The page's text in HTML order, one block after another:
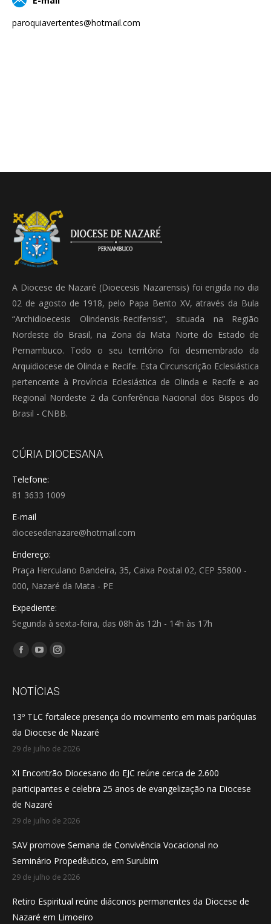
paroquiavertentes@hotmail.com
A Diocese de Nazaré (Dioecesis Nazarensis) foi erigida no dia
02 de agosto de 1918, pelo Papa Bento XV, através da Bula
“Archidioecesis Olindensis-Recifensis”, situada na Região
Nordeste do Brasil, na Zona da Mata Norte do Estado de
Pernambuco. Todo o seu território foi desmembrado da
Arquidiocese de Olinda e Recife. Esta Circunscrição Eclesiástica
pertencente à Província Eclesiástica de Olinda e Recife e ao
Regional Nordeste 2 da Conferência Nacional dos Bispos do
Brasil - CNBB.
CÚRIA DIOCESANA
Telefone:
81 3633 1009
E-mail
diocesedenazare@hotmail.com
Endereço:
Praça Herculano Bandeira, 35, Caixa Postal 02, CEP 55800 -
000, Nazaré da Mata - PE
Expediente:
Segunda à sexta-feira, das 08h às 12h - 14h às 17h
Encontre-nos em:
Facebook
opens
new
window
YouTube
opens
new
window
Instagram
opens
new
window
NOTÍCIAS
13º TLC fortalece presença do movimento em mais paróquias
da Diocese de Nazaré
29 de julho de 2026
XI Encontrão Diocesano do EJC reúne cerca de 2.600
participantes e celebra 25 anos de evangelização na Diocese
de Nazaré
29 de julho de 2026
SAV promove Semana de Convivência Vocacional no
Seminário Propedêutico, em Surubim
29 de julho de 2026
Retiro Espiritual reúne diáconos permanentes da Diocese de
Nazaré em Limoeiro